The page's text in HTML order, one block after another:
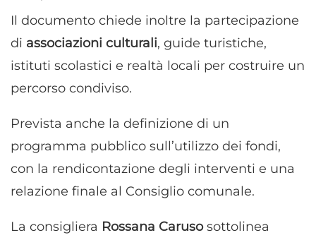
Il documento chiede inoltre la partecipazione
di associazioni culturali, guide turistiche,
istituti scolastici e realtà locali per costruire un
percorso condiviso.
Prevista anche la definizione di un
programma pubblico sull’utilizzo dei fondi,
con la rendicontazione degli interventi e una
relazione finale al Consiglio comunale.
La consigliera Rossana Carusosottolinea